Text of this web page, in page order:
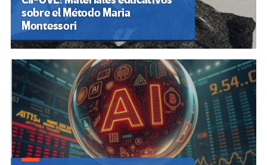
sobre el Método Maria
Montessori